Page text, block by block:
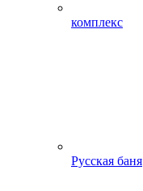
комплекс
Русская баня